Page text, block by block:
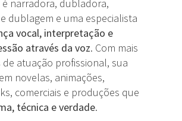
é narradora, dubladora,
dublagem e uma especialista
vocal, interpretação e
através da voz. Com mais
de atuação profissional, sua
novelas, animações,
comerciais e produções que
técnica e verdade.